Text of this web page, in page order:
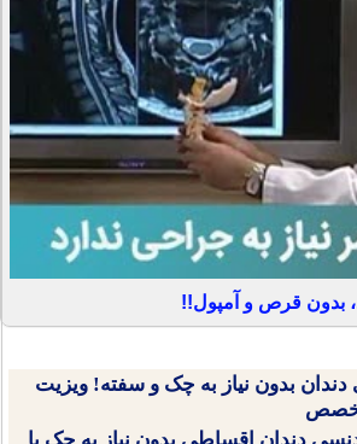
بدون قرص و آمپول!!
دندان بدون نیاز به چک و سفته! ویزیت
دندان اقساطی بدون نیاز به چک یا